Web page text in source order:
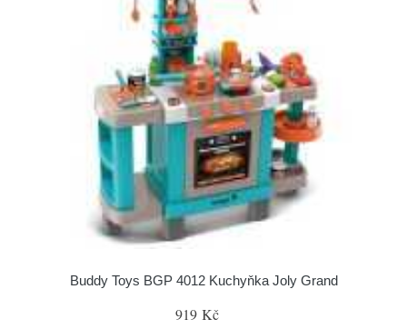
Buddy Toys BGP 4012 Kuchyňka Joly Grand
919 Kč